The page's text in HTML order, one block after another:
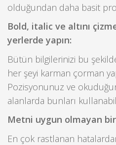
olduğundan daha basit
Bold, italic ve altını
yerlerde yapın:
Bütün bilgilerinizi bu
her şeyi karman çorman
Pozisyonunuz ve
alanlarda bunları
Metni uygun olmayan
En çok rastlanan